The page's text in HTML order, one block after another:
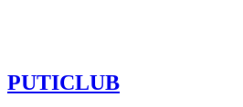
PUTICLUB